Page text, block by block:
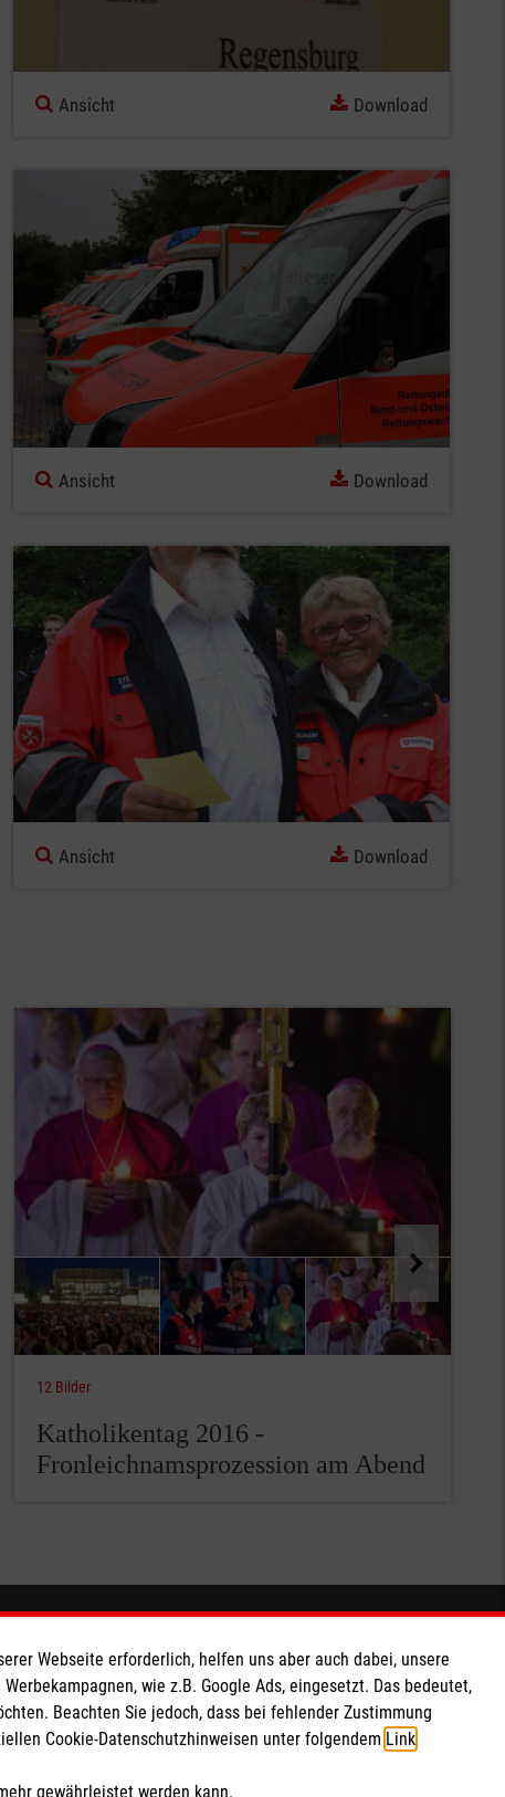
Ansicht Download
Ansicht Download
Ansicht Download
12 Bilder
Katholikentag 2016 -
Fronleichnamsprozession am Abend
Empfänger: Malteser Hilfsdienst e.V.
IBAN: DE103 7060 120 120 120 001 2
Webseite erforderlich, helfen uns aber auch dabei, unsere
wie z.B. Google Ads, eingesetzt. Das bedeutet,
Beachten Sie jedoch, dass bei fehlender Zustimmung
Cookie-Datenschutzhinweisen unter folgendem Link
gewährleistet werden kann.